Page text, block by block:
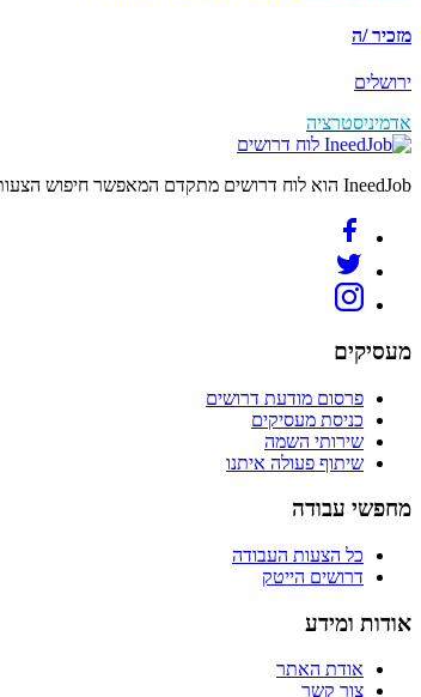
מזכיר /ה
ירושלים
אדמיניסטרציה
לוח דרושים
IneedJob הוא לוח דרושים מתקדם המאפשר חיפוש הצעות עבודה בקלות. מצאו את הקריירה החדשה שלכם היום.
מעסיקים
פרסום מודעת דרושים
כניסת מעסיקים
שירותי השמה
שיתוף פעולה איתנו
מחפשי עבודה
כל הצעות העבודה
דרושים הייטק
אודות ומידע
אודת האתר
צור קשר